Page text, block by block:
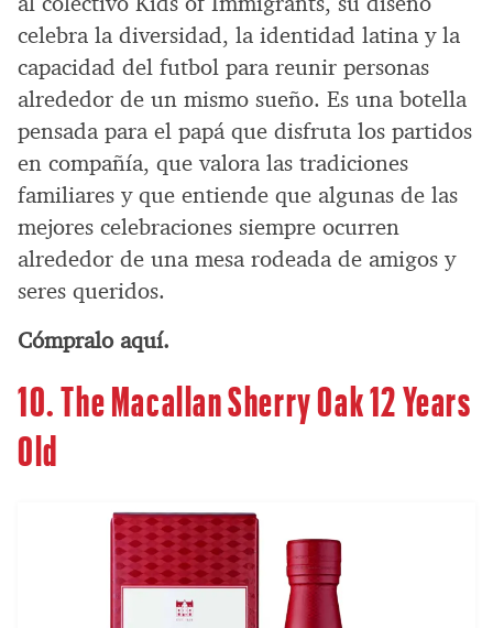
celebra la diversidad, la identidad latina y la
capacidad del futbol para reunir personas
alrededor de un mismo sueño. Es una botella
pensada para el papá que disfruta los partidos
en compañía, que valora las tradiciones
familiares y que entiende que algunas de las
mejores celebraciones siempre ocurren
alrededor de una mesa rodeada de amigos y
seres queridos.
Cómpralo aquí.
10.The Macallan Sherry Oak 12 Years
Old